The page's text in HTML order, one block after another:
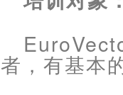
者，有基本